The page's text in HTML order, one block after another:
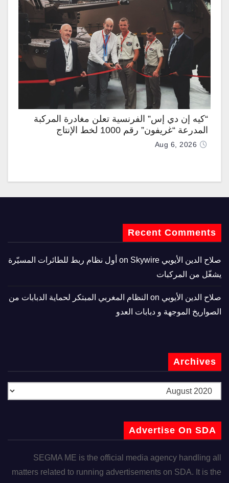
“كيه إن دي إس” الفرنسية تعلن مغادرة المركبة
المدرعة “غريفون” رقم 1000 لخط الإنتاج
Aug 6, 2026
Recent Comments
صلاح الدين الأيوبي
Skywire أول نظام ربط للطائرات المسيّرة
يشغّل من المركبات
صلاح الدين الأيوبي
النظام المغربي المبتكر لحماية الدبابات من
الصواريخ الموجهة و دبابات العدو
Archives
Advertise On SDA
SEGMA ME is the official media agency handling all
matters related to running advertisements on SDA. It is the